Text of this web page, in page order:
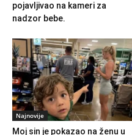
pojavljivao na kameri za
nadzor bebe.
Najnovije
Moj sin je pokazao na ženu u